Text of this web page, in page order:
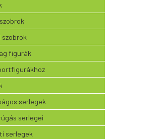
figurák
serlegek
serlegei
serlegek